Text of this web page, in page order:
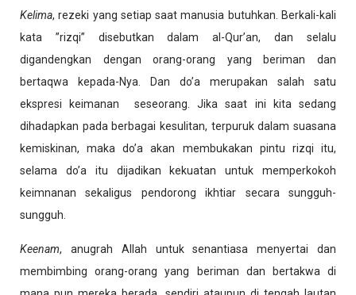
Kelima, rezeki yang setiap saat manusia butuhkan. Berkali-kali
kata ”rizqi” disebutkan dalam al-Qur’an, dan selalu
digandengkan dengan orang-orang yang beriman dan
bertaqwa kepada-Nya. Dan do’a merupakan salah satu
ekspresi keimanan seseorang. Jika saat ini kita sedang
dihadapkan pada berbagai kesulitan, terpuruk dalam suasana
kemiskinan, maka do’a akan membukakan pintu rizqi itu,
selama do’a itu dijadikan kekuatan untuk memperkokoh
keimnanan sekaligus pendorong ikhtiar secara sungguh-
sungguh.
Keenam, anugrah Allah untuk senantiasa menyertai dan
membimbing orang-orang yang beriman dan bertakwa di